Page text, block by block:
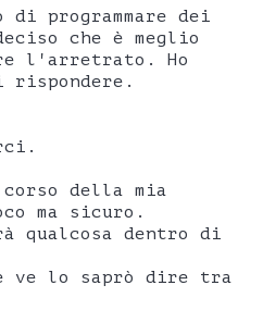
di programmare dei
che è meglio
l'arretrato. Ho
rispondere.
della mia
ma sicuro.
qualcosa dentro di
ve lo saprò dire tra